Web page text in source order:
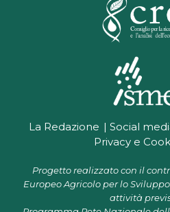
La Redazione Social
Privacy e
Progetto realizzato con il
Europeo Agricolo per lo
attività